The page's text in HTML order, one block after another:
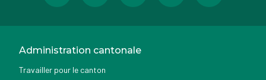
Administration cantonale
Travailler pour le canton